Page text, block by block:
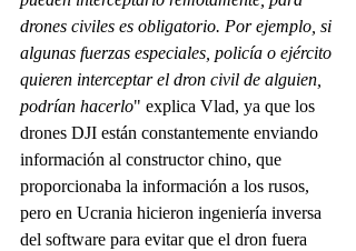
drones civiles es obligatorio. Por ejemplo, si
algunas fuerzas especiales, policía o ejército
quieren interceptar el dron civil de alguien,
podrían hacerlo" explica Vlad, ya que los
drones DJI están constantemente enviando
información al constructor chino, que
proporcionaba la información a los rusos,
pero en Ucrania hicieron ingeniería inversa
del software para evitar que el dron fuera